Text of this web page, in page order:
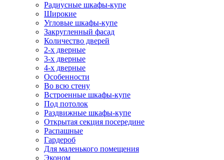
Радиусные шкафы-купе
Широкие
Угловые шкафы-купе
Закругленный фасад
Количество дверей
2-х дверные
3-х дверные
4-х дверные
Особенности
Во всю стену
Встроенные шкафы-купе
Под потолок
Раздвижные шкафы-купе
Открытая секция посередине
Распашные
Гардероб
Для маленького помещения
Эконом